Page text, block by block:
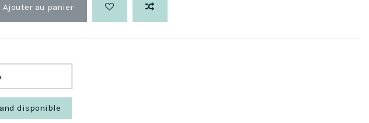
Ajouter au panier